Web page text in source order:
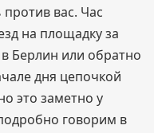
вас. Час
на площадку за
Берлин или обратно
дня цепочкой
это заметно у
говорим в